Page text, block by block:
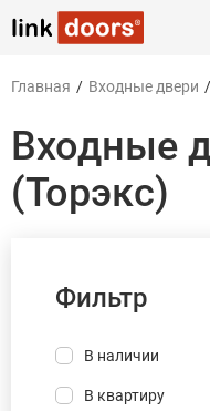
Главная / Входные двери /
Входные
(Торэкс)
Фильтр
В наличии
В квартиру